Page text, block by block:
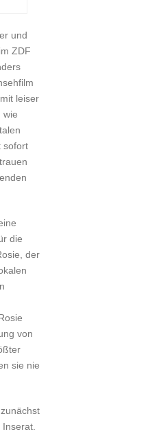
und
ZDF
leiser
wie
sofort
die
der
von
sie nie